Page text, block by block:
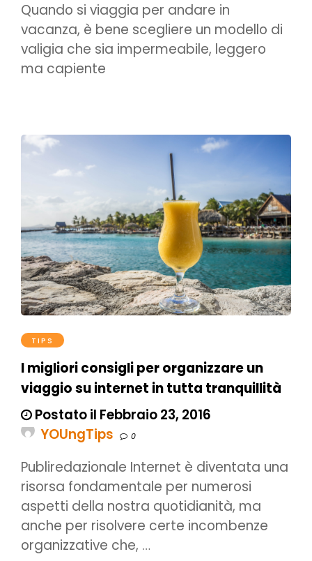
Quando si viaggia per andare in
vacanza, è bene scegliere un modello di
valigia che sia impermeabile, leggero
ma capiente
TIPS
I migliori consigli per organizzare un
viaggio su internet in tutta tranquillità
Postato il Febbraio 23, 2016
YOUngTips
0
Publiredazionale Internet è diventata una
risorsa fondamentale per numerosi
aspetti della nostra quotidianità, ma
anche per risolvere certe incombenze
organizzative che, …